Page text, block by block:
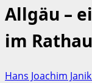
Allgäu –
im
Hans Joachim Janik